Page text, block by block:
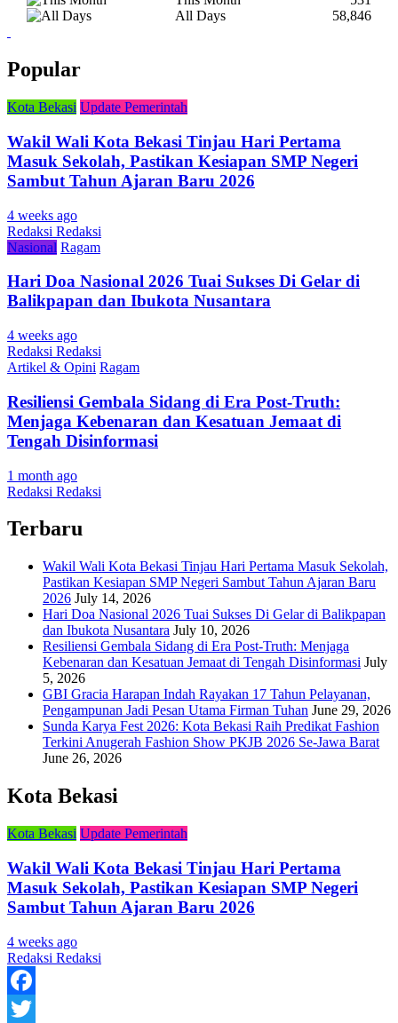
All Days
58,846
Popular
Kota Bekasi Update Pemerintah
Wakil Wali Kota Bekasi Tinjau Hari Pertama
Masuk Sekolah, Pastikan Kesiapan SMP Negeri
Sambut Tahun Ajaran Baru 2026
4 weeks ago
Redaksi Redaksi
Nasional Ragam
Hari Doa Nasional 2026 Tuai Sukses Di Gelar di
Balikpapan dan Ibukota Nusantara
4 weeks ago
Redaksi Redaksi
Artikel & Opini Ragam
Resiliensi Gembala Sidang di Era Post-Truth:
Menjaga Kebenaran dan Kesatuan Jemaat di
Tengah Disinformasi
1 month ago
Redaksi Redaksi
Terbaru
Wakil Wali Kota Bekasi Tinjau Hari Pertama Masuk Sekolah,
Pastikan Kesiapan SMP Negeri Sambut Tahun Ajaran Baru
2026 July 14, 2026
Hari Doa Nasional 2026 Tuai Sukses Di Gelar di Balikpapan
dan Ibukota Nusantara July 10, 2026
Resiliensi Gembala Sidang di Era Post-Truth: Menjaga
Kebenaran dan Kesatuan Jemaat di Tengah Disinformasi July
5, 2026
GBI Gracia Harapan Indah Rayakan 17 Tahun Pelayanan,
Pengampunan Jadi Pesan Utama Firman Tuhan June 29, 2026
Sunda Karya Fest 2026: Kota Bekasi Raih Predikat Fashion
Terkini Anugerah Fashion Show PKJB 2026 Se-Jawa Barat
June 26, 2026
Kota Bekasi
Kota Bekasi Update Pemerintah
Wakil Wali Kota Bekasi Tinjau Hari Pertama
Masuk Sekolah, Pastikan Kesiapan SMP Negeri
Sambut Tahun Ajaran Baru 2026
4 weeks ago
Redaksi Redaksi
Facebook